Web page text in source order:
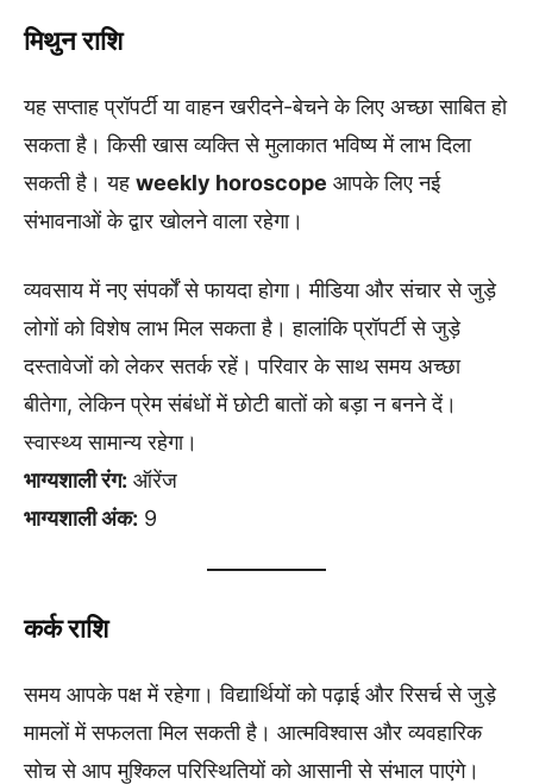
मिथुन राशि
यह सप्ताह प्रॉपर्टी या वाहन खरीदने-बेचने के लिए अच्छा साबित हो
सकता है। किसी खास व्यक्ति से मुलाकात भविष्य में लाभ दिला
सकती है। यह weekly horoscope आपके लिए नई
संभावनाओं के द्वार खोलने वाला रहेगा।
व्यवसाय में नए संपर्कों से फायदा होगा। मीडिया और संचार से जुड़े
लोगों को विशेष लाभ मिल सकता है। हालांकि प्रॉपर्टी से जुड़े
दस्तावेजों को लेकर सतर्क रहें। परिवार के साथ समय अच्छा
बीतेगा, लेकिन प्रेम संबंधों में छोटी बातों को बड़ा न बनने दें।
स्वास्थ्य सामान्य रहेगा।
भाग्यशाली रंग: ऑरेंज
भाग्यशाली अंक: 9
कर्क राशि
समय आपके पक्ष में रहेगा। विद्यार्थियों को पढ़ाई और रिसर्च से जुड़े
मामलों में सफलता मिल सकती है। आत्मविश्वास और व्यवहारिक
सोच से आप मुश्किल परिस्थितियों को आसानी से संभाल पाएंगे।